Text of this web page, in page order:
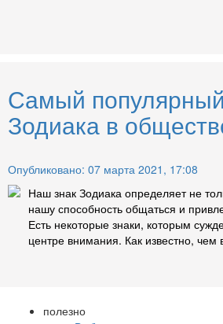
Самый
Зодиака в
Опубликовано: 07 марта 2021, 17:08
Наш знак Зодиака определяет не
нашу способность общаться и
Есть некоторые знаки, которым
центре внимания. Как известно,
полезно